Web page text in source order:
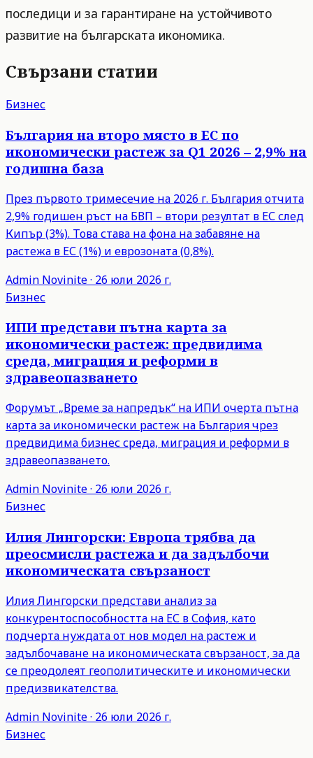
последици и за гарантиране на устойчивото
развитие на българската икономика.
Свързани статии
Бизнес
България на второ място в ЕС по
икономически растеж за Q1 2026 – 2,9% на
годишна база
През първото тримесечие на 2026 г. България отчита
2,9% годишен ръст на БВП – втори резултат в ЕС след
Кипър (3%). Това става на фона на забавяне на
растежа в ЕС (1%) и еврозоната (0,8%).
Admin Novinite· 26 юли 2026 г.
Бизнес
ИПИ представи пътна карта за
икономически растеж: предвидима
среда, миграция и реформи в
здравеопазването
Форумът „Време за напредък“ на ИПИ очерта пътна
карта за икономически растеж на България чрез
предвидима бизнес среда, миграция и реформи в
здравеопазването.
Admin Novinite· 26 юли 2026 г.
Бизнес
Илия Лингорски: Европа трябва да
преосмисли растежа и да задълбочи
икономическата свързаност
Илия Лингорски представи анализ за
конкурентоспособността на ЕС в София, като
подчерта нуждата от нов модел на растеж и
задълбочаване на икономическата свързаност, за да
се преодолеят геополитическите и икономически
предизвикателства.
Admin Novinite· 26 юли 2026 г.
Бизнес